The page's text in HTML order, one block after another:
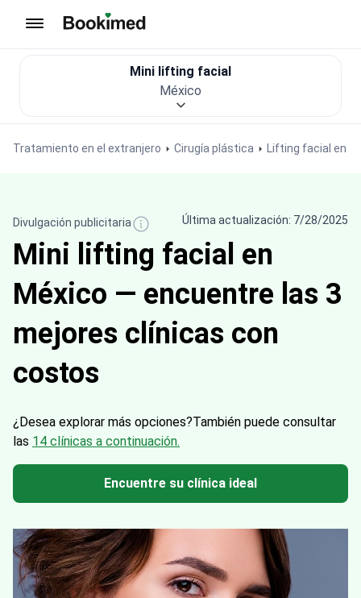
Tratamiento en el extranjero Cirugía plástica Lifting facial en
Mini lifting facial
México
Divulgación publicitaria Última actualización: 7/28/2025
Mini lifting facial en
México — encuentre las 3
mejores clínicas con
costos
¿Desea explorar más opciones?También puede consultar
las 14 clínicas a continuación.
Encuentre su clínica ideal